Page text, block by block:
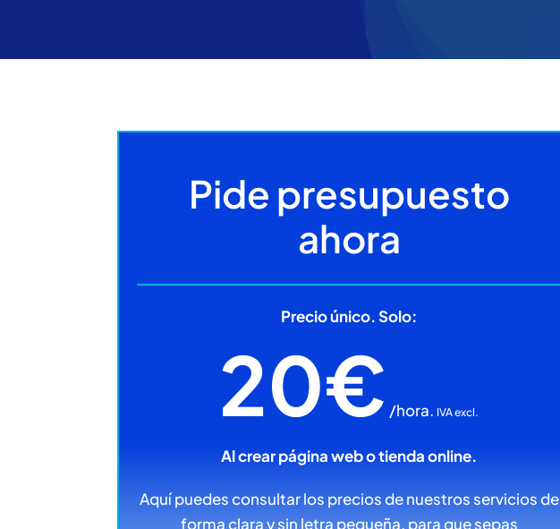
Pide presupuesto
ahora
Precio único. Solo:
20€ /hora. IVA excl.
Al crear página web o tienda online.
Aquí puedes consultar los precios de nuestros servicios de
forma clara y sin letra pequeña, para que sepas